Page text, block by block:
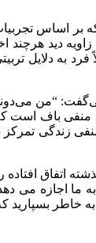
اساس
دید هرچند
دلایل
باف است که
زندگی تمرکز
اتفاق
ما اجازه می